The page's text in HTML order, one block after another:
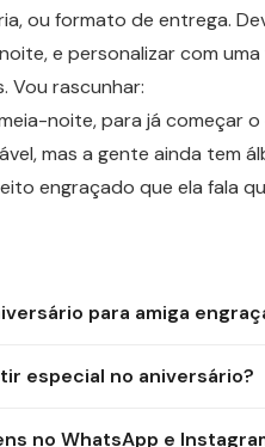
ou formato de entrega.
e personalizar com
Vou rascunhar:
noite, para já começar
mas a gente ainda tem
engraçado que ela fala
para amiga
especial no aniversário?
no WhatsApp e